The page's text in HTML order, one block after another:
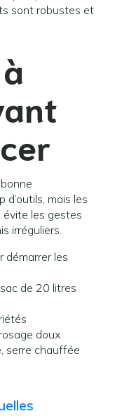
sont robustes et
mais les
évite les gestes
irréguliers.
démarrer les
de 20 litres
doux
serre chauffée